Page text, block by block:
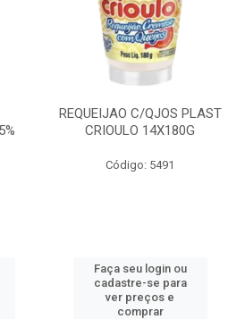
REQUEIJAO C/QJOS PLAST
CRIOULO 14X180G
Código: 5491
Faça seu login ou
cadastre-se para
ver preços e
comprar